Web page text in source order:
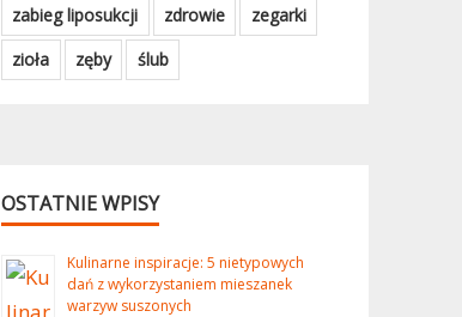
zabieg liposukcji
zdrowie
zegarki
zioła
zęby ślub
OSTATNIE WPISY
Kulinarne inspiracje: 5 nietypowych
dań z wykorzystaniem mieszanek
warzyw suszonych